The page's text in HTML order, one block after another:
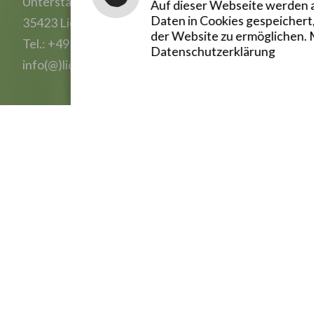
35423 Lich
Tel.: +49 (0)6404 806-0
info(@)lich.de
Auf dieser Webseite werden
Daten in Cookies
der Website zu ermöglichen.
Datenschutzerklärung